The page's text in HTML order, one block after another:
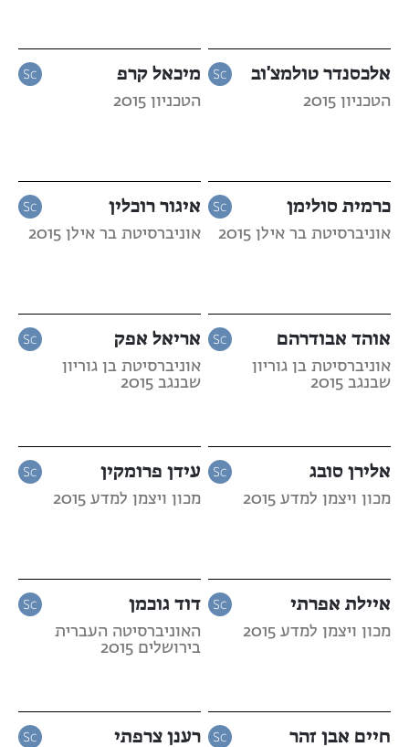
אלכסנדר טולמצ'וב
הטכניון 2015
מיכאל קרפ
הטכניון 2015
כרמית סולימן
אוניברסיטת בר אילן 2015
איגור רוכלין
אוניברסיטת בר אילן 2015
אוהד אבודרהם
אוניברסיטת בן גוריון
שבנגב 2015
אריאל אפק
אוניברסיטת בן גוריון
שבנגב 2015
אלירן סובג
מכון ויצמן למדע 2015
עידן פרומקין
מכון ויצמן למדע 2015
איילת אפרתי
מכון ויצמן למדע 2015
דוד גוכמן
האוניברסיטה העברית
בירושלים 2015
חיים אבן זהר רענן צרפתי